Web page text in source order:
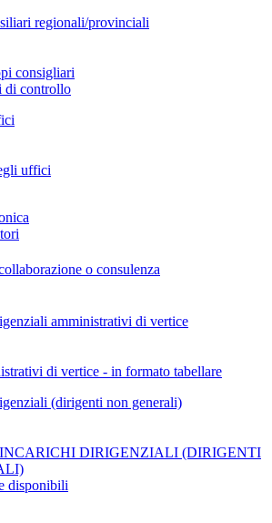
regionali/provinciali
consigliari
di controllo
uffici
o consulenza
amministrativi di vertice
di vertice - in formato tabellare
(dirigenti non generali)
DIRIGENZIALI (DIRIGENTI
disponibili